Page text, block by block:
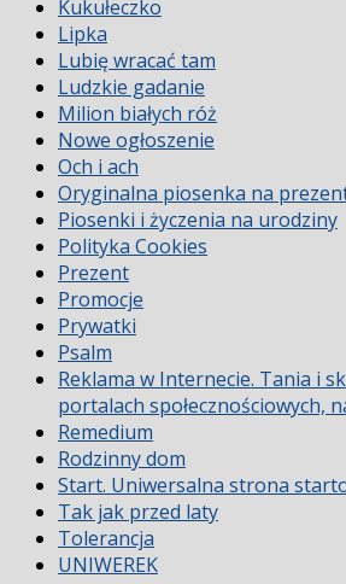
Kukułeczko
Lipka
Lubię wracać tam
Ludzkie gadanie
Milion białych róż
Nowe ogłoszenie
Och i ach
Oryginalna piosenka na
Piosenki i życzenia na urodziny
Polityka Cookies
Prezent
Promocje
Prywatki
Psalm
Reklama w Internecie. Tania i
portalach społecznościowych,
Remedium
Rodzinny dom
Start. Uniwersalna strona
Tak jak przed laty
Tolerancja
UNIWEREK